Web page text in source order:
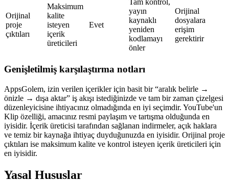
Orijinal
proje
çıktıları
Maksimum
kalite
isteyen
içerik
üreticileri
Evet
Tam kontrol,
yayın
kaynaklı
yeniden
kodlamayı
önler
Orijinal
dosyalara
erişim
gerektirir
Genişletilmiş karşılaştırma notları
AppsGolem, izin verilen içerikler için basit bir “aralık belirle →
önizle → dışa aktar” iş akışı istediğinizde ve tam bir zaman çizelgesi
düzenleyicisine ihtiyacınız olmadığında en iyi seçimdir. YouTube'un
Klip özelliği, amacınız resmi paylaşım ve tartışma olduğunda en
iyisidir. İçerik üreticisi tarafından sağlanan indirmeler, açık haklara
ve temiz bir kaynağa ihtiyaç duyduğunuzda en iyisidir. Orijinal proje
çıktıları ise maksimum kalite ve kontrol isteyen içerik üreticileri için
en iyisidir.
Yasal Hususlar